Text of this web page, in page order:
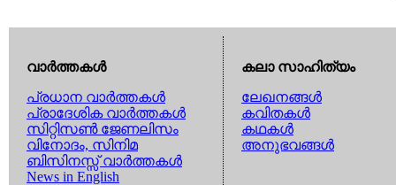
വാര്‍ത്തകള്‍
പ്രധാന വാര്‍ത്തകള്‍
പ്രാദേശിക വാര്‍ത്തകള്‍
സിറ്റിസണ്‍ ജേണലിസം
വിനോദം, സിനിമ
ബിസിനസ്സ് വാര്‍ത്തകള്‍
News in English
കലാ സാഹിത്യം
ലേഖനങ്ങള്‍
കവിതകള്‍
കഥകള്‍
അനുഭവങ്ങള്‍